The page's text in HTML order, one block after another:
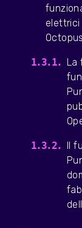
elettrici
La
Il